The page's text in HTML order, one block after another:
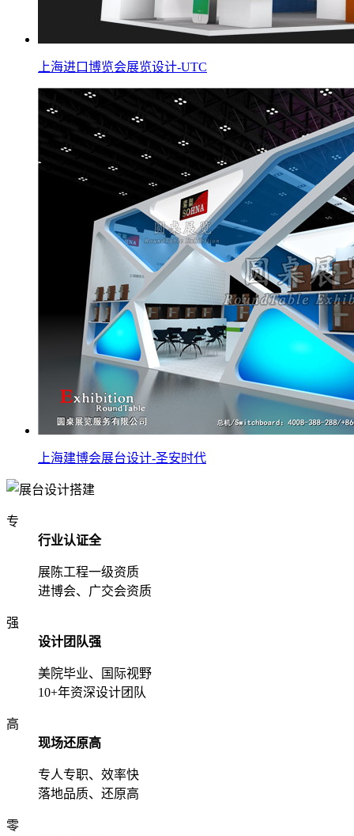
上海进口博览会展览设计-UTC
上海建博会展台设计-圣安时代
专
行业认证全
展陈工程一级资质
进博会、广交会资质
强
设计团队强
美院毕业、国际视野
10+年资深设计团队
高
现场还原高
专人专职、效率快
落地品质、还原高
零